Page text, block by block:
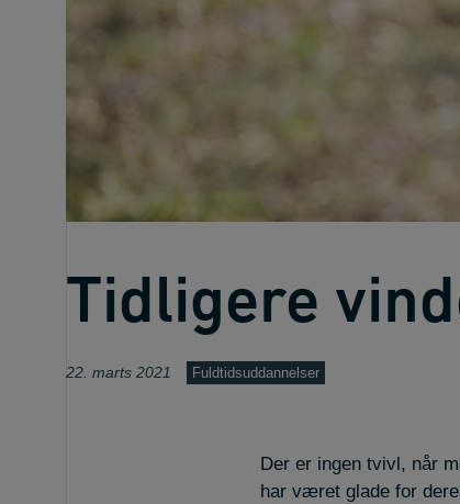
Tidligere
22. marts 2021 Fuldtidsuddannelser
Der er ingen tvivl, når
har været glade for